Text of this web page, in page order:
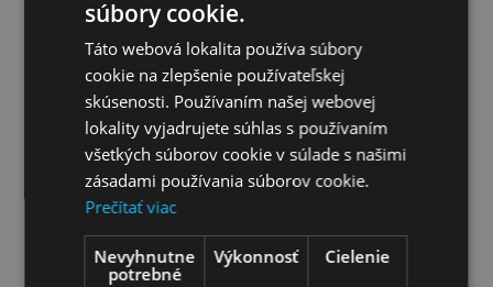
Guľočkové dráhy
Stavebnice
Školské potreby
Párty a oslavy
Pre Chlapcov
súbory cookie.
Táto webová lokalita používa súbory
cookie na zlepšenie používateľskej
skúsenosti. Používaním našej webovej
lokality vyjadrujete súhlas s používaním
všetkých súborov cookie v súlade s našimi
zásadami používania súborov cookie.
Prečítať viac
Nevyhnutne
potrebné
Výkonnosť Cielenie